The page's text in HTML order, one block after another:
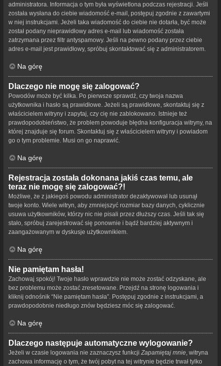
administratora. Informacja o tym była wyświetlona podczas rejestracji. Jeśli
została wysłana do ciebie wiadomość e-mail, postępuj zgodnie z zawartymi
w niej instrukcjami. Jeżeli taka wiadomość do ciebie nie dotarła, być może
został podany nieprawidłowy adres e-mail lub wiadomość została
zatrzymana przez filtr antyspamowy. Jeśli na pewno podany przez ciebie
adres e-mail jest prawidłowy, spróbuj skontaktować się z administratorem.
Na górę
Dlaczego nie mogę się zalogować?
Powodów może być kilka. Po pierwsze sprawdź, czy twoja nazwa
użytkownika i hasło są prawidłowe. Jeżeli są prawidłowe, skontaktuj się z
właścicielem witryny i zapytaj, czy cię nie zablokowano. Istnieje też
prawdopodobieństwo, że problem powoduje błędna konfiguracja witryny, na
której znajduje się forum. Skontaktuj się z właścicielem witryny i powiadom
go o tym problemie. Musi on go naprawić.
Na górę
Rejestracja została dokonana jakiś czas temu, ale
teraz nie mogę się zalogować?!
Możliwe, że z jakiegoś powodu administrator dezaktywował lub usunął
twoje konto. Wiele witryn, aby zmniejszyć rozmiar bazy danych, cyklicznie
usuwa użytkowników, którzy nic nie pisali przez dłuższy czas. Jeśli tak się
stało, spróbuj zarejestrować się ponownie i bądź bardziej aktywnym i
zaangażowanym w dyskusje użytkownikiem.
Na górę
Nie pamiętam hasła!
Zachowaj spokój! Twoje hasło wprawdzie nie może zostać odzyskane, ale
bez problemu może zostać zresetowane. Przejdź na stronę logowania i
kliknij odnośnik “Nie pamiętam hasła”. Postępuj zgodnie z instrukcjami, a
prawdopodobnie niedługo znów będziesz móc się zalogować.
Na górę
Dlaczego następuje automatyczne wylogowanie?
Jeżeli w czasie logowania nie zaznaczysz funkcji Zapamiętaj mnie , witryna
zachowa informację o tym, że twój pobyt na tej witrynie będzie trwał tylko